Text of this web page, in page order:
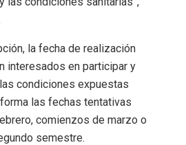
la fecha de realización
interesados en participar y
condiciones expuestas
las fechas tentativas
comienzos de marzo o
semestre.